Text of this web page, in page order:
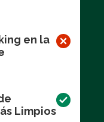
en la
Limpios